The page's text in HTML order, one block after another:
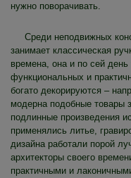
нужно поворачивать.
Среди неподвижных
занимает классическая
времена, она и по сей
функциональных и
богато декорируются –
модерна подобные товары
подлинные произведения
применялись литье,
дизайна работали порой
архитекторы своего
практичными и